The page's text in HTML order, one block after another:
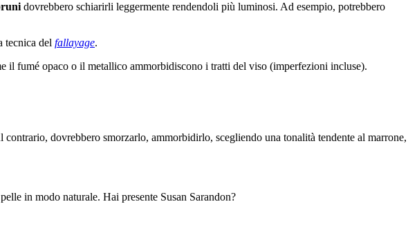
dovrebbero schiarirli leggermente rendendoli più luminosi. Ad esempio, potrebbero
tecnica del fallayage.
il fumé opaco o il metallico ammorbidiscono i tratti del viso (imperfezioni incluse).
dovrebbero smorzarlo, ammorbidirlo, scegliendo una tonalità tendente al marrone,
in modo naturale. Hai presente Susan Sarandon?